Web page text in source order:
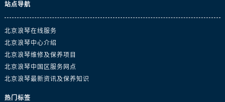
站点导航
北京浪琴在线服务
北京浪琴中心介绍
北京浪琴维修及保养项目
北京浪琴中国区服务网点
北京浪琴最新资讯及保养知识
热门标签